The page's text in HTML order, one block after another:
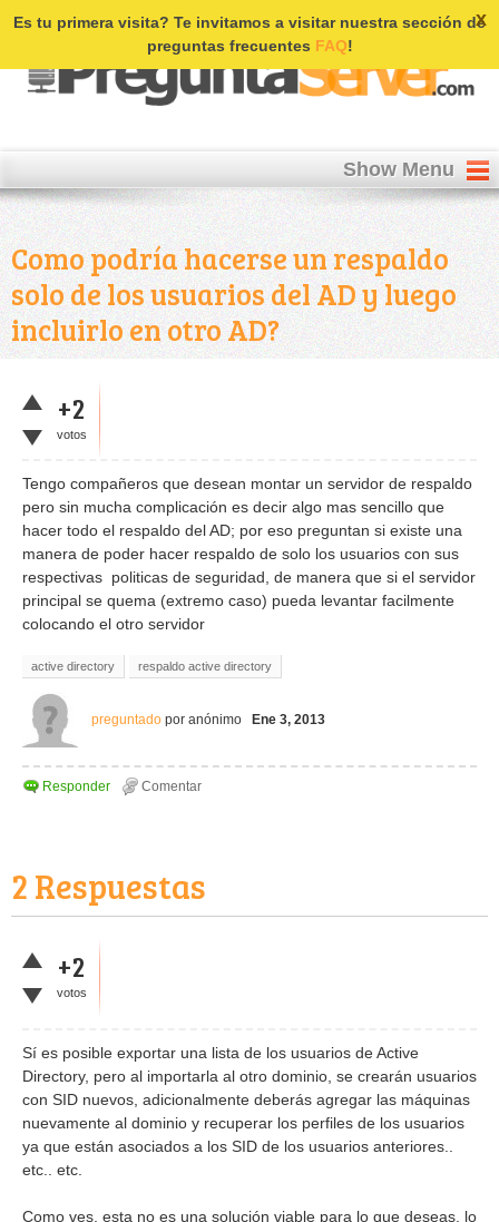
Login | Register
Es tu primera visita? Te invitamos a visitar nuestra sección de
preguntas frecuentes FAQ!
x
Show Menu
Como podría hacerse un respaldo
solo de los usuarios del AD y luego
incluirlo en otro AD?
+2
votos
Tengo compañeros que desean montar un servidor de respaldo
pero sin mucha complicación es decir algo mas sencillo que
hacer todo el respaldo del AD; por eso preguntan si existe una
manera de poder hacer respaldo de solo los usuarios con sus
respectivas politicas de seguridad, de manera que si el servidor
principal se quema (extremo caso) pueda levantar facilmente
colocando el otro servidor
active directory respaldo active directory
preguntado por anónimo Ene 3, 2013
2 Respuestas
+2
votos
Sí es posible exportar una lista de los usuarios de Active
Directory, pero al importarla al otro dominio, se crearán usuarios
con SID nuevos, adicionalmente deberás agregar las máquinas
nuevamente al dominio y recuperar los perfiles de los usuarios
ya que están asociados a los SID de los usuarios anteriores..
etc.. etc.
Como ves, esta no es una solución viable para lo que deseas, lo